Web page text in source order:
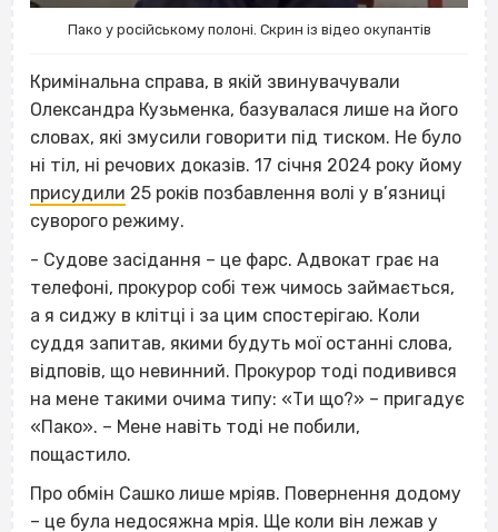
Пако у російському полоні. Скрин із відео окупантів
Кримінальна справа, в якій звинувачували
Олександра Кузьменка, базувалася лише на його
словах, які змусили говорити під тиском. Не було
ні тіл, ні речових доказів. 17 січня 2024 року йому
присудили 25 років позбавлення волі у в’язниці
суворого режиму.
- Судове засідання – це фарс. Адвокат грає на
телефоні, прокурор собі теж чимось займається,
а я сиджу в клітці і за цим спостерігаю. Коли
суддя запитав, якими будуть мої останні слова,
відповів, що невинний. Прокурор тоді подивився
на мене такими очима типу: «Ти що?» – пригадує
«Пако». – Мене навіть тоді не побили,
пощастило.
Про обмін Сашко лише мріяв. Повернення додому
– це була недосяжна мрія. Ще коли він лежав у